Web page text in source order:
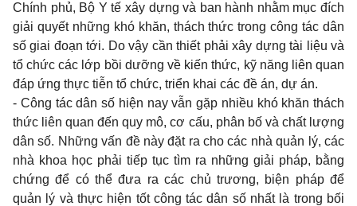
Chính phủ, Bộ Ytế xây dựng và ban hành nhằm mục đích
giải quyết những khó khăn, thách thứctrongcông tác dân
sốgiai đoạn tới. Dovậy cần thiết phải xây dựng tài liệu và
tổ chức các lớp bồi dưỡng về kiến thức, kỹ năng liên quan
đáp ứng thực tiễn tổ chức, triển khai các đề án, dự án.
- Công tác dân số hiện nay vẫn gặp nhiều khó khăn thách
thức liên quan đến quy mô, cơ cấu, phân bố và chất lượng
dân số. Những vấn đề này đặt ra cho các nhà quản lý, các
nhà khoa học phải tiếp tục tìm ra những giải pháp, bằng
chứng để có thể đưa ra các chủ trương, biện pháp để
quản lý và thực hiện tốt công tác dân số nhất là trong bối